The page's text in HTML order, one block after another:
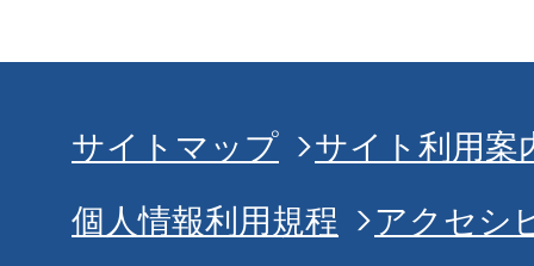
サイトマップ
サイト利用案
個人情報利用規程
アクセシ